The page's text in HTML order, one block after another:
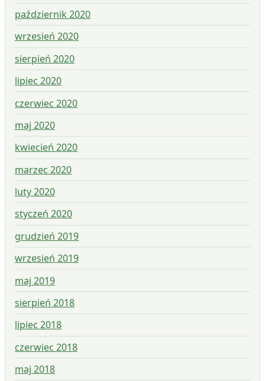
październik 2020
wrzesień 2020
sierpień 2020
lipiec 2020
czerwiec 2020
maj 2020
kwiecień 2020
marzec 2020
luty 2020
styczeń 2020
grudzień 2019
wrzesień 2019
maj 2019
sierpień 2018
lipiec 2018
czerwiec 2018
maj 2018